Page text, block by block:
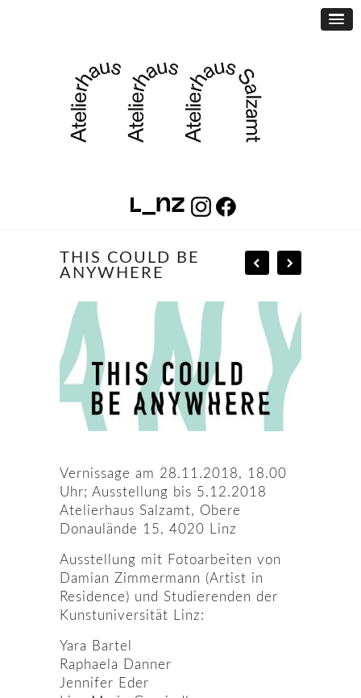
THIS COULD BE
ANYWHERE
Vernissage am 28.11.2018, 18.00
Uhr; Ausstellung bis 5.12.2018
Atelierhaus Salzamt, Obere
Donaulände 15, 4020 Linz
Ausstellung mit Fotoarbeiten von
Damian Zimmermann (Artist in
Residence) und Studierenden der
Kunstuniversität Linz:
Yara Bartel
Raphaela Danner
Jennifer Eder